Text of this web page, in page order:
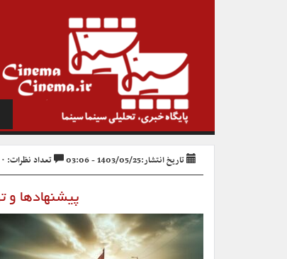
تاریخ انتشار:1403/05/25 - 03:06 تعداد نظرات: ۰ نظر
پیشنهادها و